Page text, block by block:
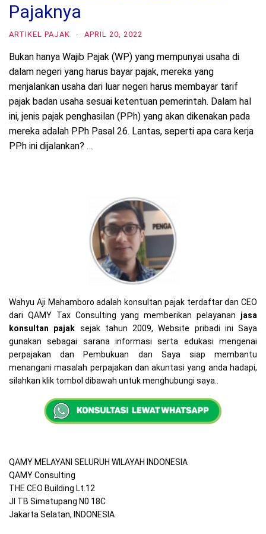
Pajaknya
ARTIKEL PAJAK · APRIL 20, 2022
Bukan hanya Wajib Pajak (WP) yang mempunyai usaha di
dalam negeri yang harus bayar pajak, mereka yang
menjalankan usaha dari luar negeri harus membayar tarif
pajak badan usaha sesuai ketentuan pemerintah. Dalam hal
ini, jenis pajak penghasilan (PPh) yang akan dikenakan pada
mereka adalah PPh Pasal 26. Lantas, seperti apa cara kerja
PPh ini dijalankan? …
Wahyu Aji Mahamboro adalah konsultan pajak terdaftar dan CEO
dari QAMY Tax Consulting yang memberikan pelayanan jasa
konsultan pajak sejak tahun 2009, Website pribadi ini Saya
gunakan sebagai sarana informasi serta edukasi mengenai
perpajakan dan Pembukuan dan Saya siap membantu
menangani masalah perpajakan dan akuntasi yang anda hadapi,
silahkan klik tombol dibawah untuk menghubungi saya..
QAMY MELAYANI SELURUH WILAYAH INDONESIA
QAMY Consulting
THE CEO Building Lt.12
Jl TB Simatupang N0 18C
Jakarta Selatan, INDONESIA